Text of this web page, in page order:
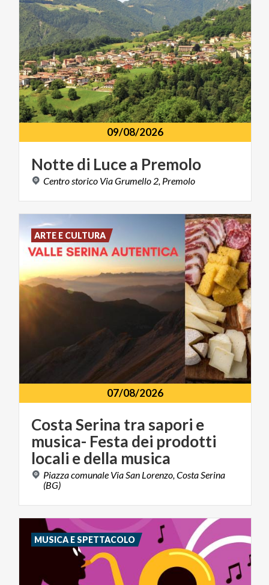
09/08/2026
Nottedi Lucea Premolo
Centro storico ViaGrumello 2, Premolo
07/08/2026
Costa Serina tra sapori e
musica- Festa dei prodotti
locali e della musica
Piazza comunale Via San Lorenzo, Costa Serina
(BG)
ARTE E CULTURA
MUSICA E SPETTACOLO